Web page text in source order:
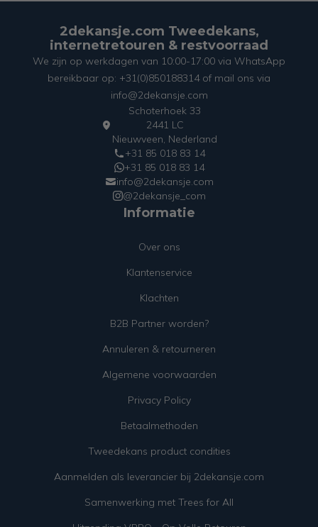
2dekansje.com Tweedekans,
internetretouren & restvoorraad
We zijn op werkdagen van 10:00-17:00 via WhatsApp
bereikbaar op: +31(0)850188314 of mail ons via
info@2dekansje.com
Schoterhoek 33
2441 LC
Nieuwveen, Nederland
+31 85 018 83 14
+31 85 018 83 14
info@2dekansje.com
@2dekansje_com
Informatie
Over ons
Klantenservice
Klachten
B2B Partner worden?
Annuleren & retourneren
Algemene voorwaarden
Privacy Policy
Betaalmethoden
Tweedekans product condities
Aanmelden als leverancier bij 2dekansje.com
Samenwerking met Trees for All